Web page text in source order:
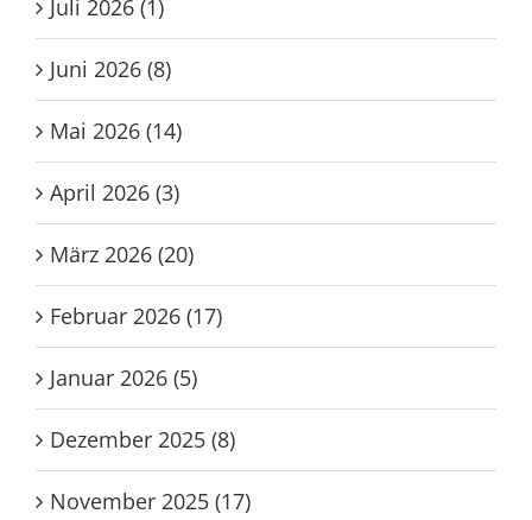
Juli 2026 (1)
Juni 2026 (8)
Mai 2026 (14)
April 2026 (3)
März 2026 (20)
Februar 2026 (17)
Januar 2026 (5)
Dezember 2025 (8)
November 2025 (17)